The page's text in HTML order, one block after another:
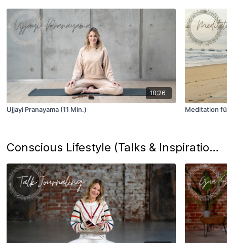
10:26
Ujjayi Pranayama (11 Min.) Meditation
Conscious Lifestyle (Talks & Inspiration)